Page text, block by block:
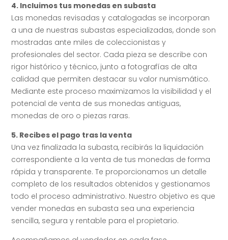
4. Incluimos tus monedas en subasta
Las monedas revisadas y catalogadas se incorporan
a una de nuestras subastas especializadas, donde son
mostradas ante miles de coleccionistas y
profesionales del sector. Cada pieza se describe con
rigor histórico y técnico, junto a fotografías de alta
calidad que permiten destacar su valor numismático.
Mediante este proceso maximizamos la visibilidad y el
potencial de venta de sus monedas antiguas,
monedas de oro o piezas raras.
5. Recibes el pago tras la venta
Una vez finalizada la subasta, recibirás la liquidación
correspondiente a la venta de tus monedas de forma
rápida y transparente. Te proporcionamos un detalle
completo de los resultados obtenidos y gestionamos
todo el proceso administrativo. Nuestro objetivo es que
vender monedas en subasta sea una experiencia
sencilla, segura y rentable para el propietario.